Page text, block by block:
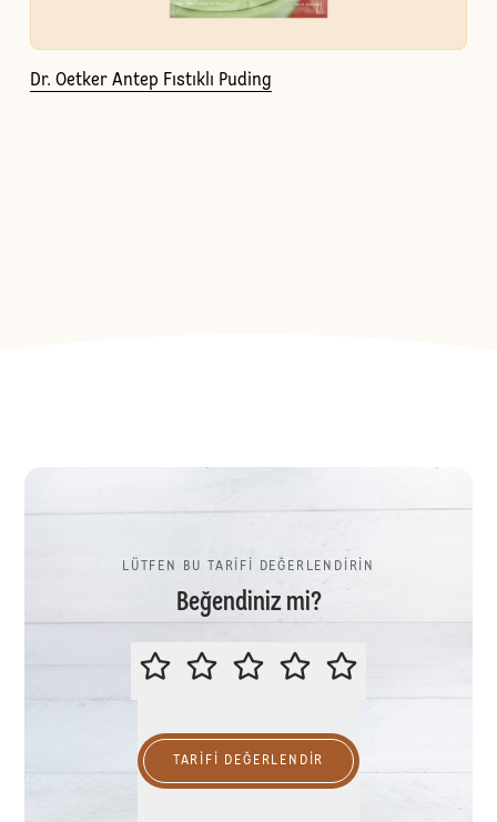
Dr. Oetker Antep Fıstıklı Puding
LÜTFEN BU TARİFİ DEĞERLENDİRİN
Beğendiniz mi?
LÜTFEN BU TARİFİ
TARIFI DEĞERLENDİR